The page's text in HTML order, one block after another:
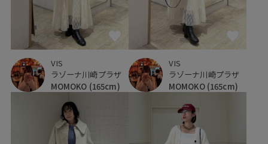
VIS
ラゾーナ川崎プラザ
MOMOKO (165cm)
VIS
ラゾーナ川崎プラザ
MOMOKO (165cm)